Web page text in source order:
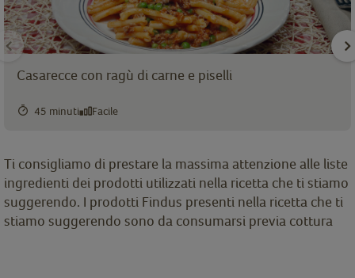
Casarecce con ragù di carne e piselli
45 minuti Facile
Ti consigliamo di prestare la massima attenzione alle liste
ingredienti dei prodotti utilizzati nella ricetta che ti stiamo
suggerendo. I prodotti Findus presenti nella ricetta che ti
stiamo suggerendo sono da consumarsi previa cottura